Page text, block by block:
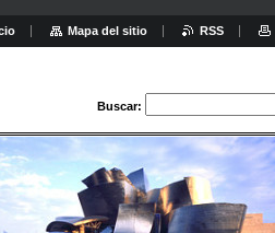
Buscar:
Mapa del sitio RSS